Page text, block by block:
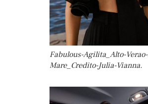
Fabulous-Agilita_Alto-
Mare_Credito-Julia-Vianna.